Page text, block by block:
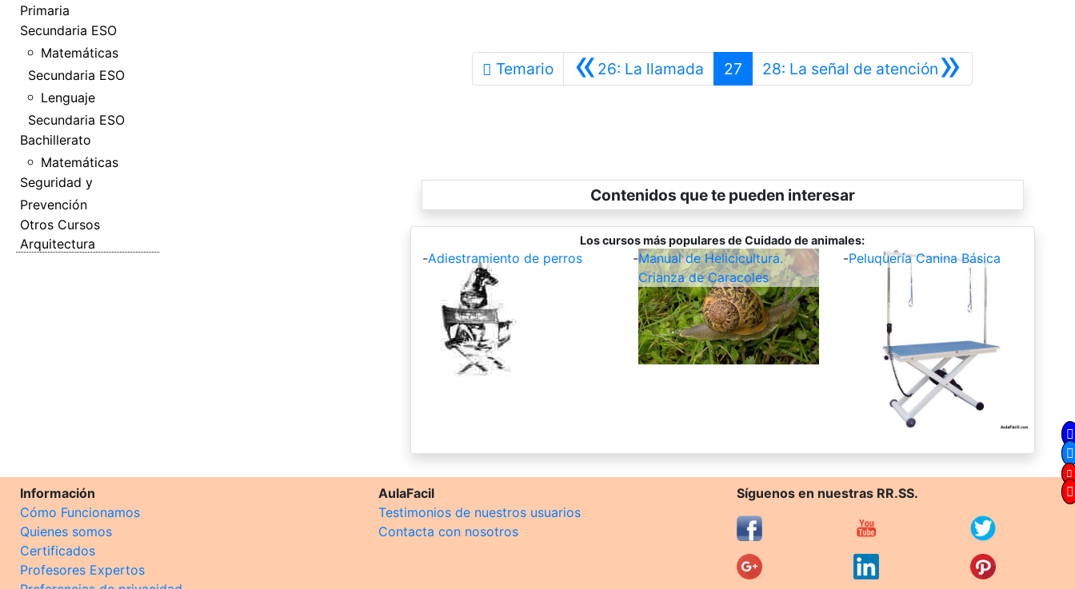
Primaria
Secundaria ESO
Matemáticas
Secundaria ESO
Lenguaje
Secundaria ESO
Bachillerato
Matemáticas
Seguridad y
Prevención
Otros Cursos
Arquitectura
Temario «26: La llamada Anterior
27 »
28: La señal de atención Siguiente
Contenidos que te pueden interesar
Los cursos más populares de Cuidado de animales:
-Adiestramiento de perros -Manual de Helicicultura.
Crianza de Caracoles
-Peluquería Canina Básica
Información
Cómo Funcionamos
Quienes somos
Certificados
Profesores Expertos
AulaFacil
Testimonios de nuestros usuarios
Contacta con nosotros
Síguenos en nuestras RR.SS.